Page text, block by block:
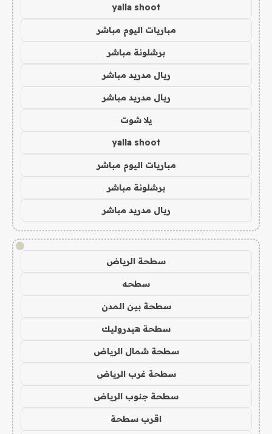
yalla shoot
مباريات اليوم مباشر
برشلونة مباشر
ريال مدريد مباشر
ريال مدريد مباشر
يلا شوت
yalla shoot
مباريات اليوم مباشر
برشلونة مباشر
ريال مدريد مباشر
!
سطحة الرياض
سطحه
سطحة بين المدن
سطحة هيدروليك
سطحة شمال الرياض
سطحة غرب الرياض
سطحة جنوب الرياض
اقرب سطحة